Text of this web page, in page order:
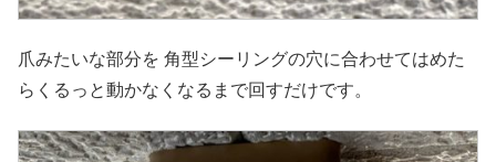
爪みたいな部分を 角型シーリングの穴に合わせてはめた
らくるっと動かなくなるまで回すだけです。